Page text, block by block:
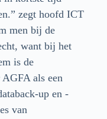
zegt hoofd ICT
men bij de
want bij het
is de
als een
up en -
van